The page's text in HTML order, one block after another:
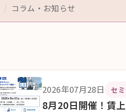
コラム・お知らせ
2026年07月28日 セ
8月20日開催！賃